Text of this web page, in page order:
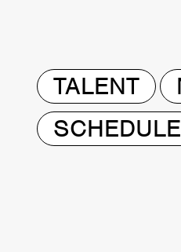
TALENT
SCHEDULE